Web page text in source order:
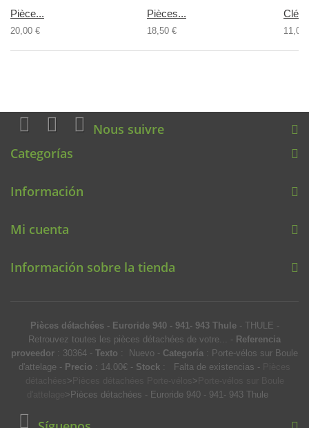
Pièce...
20,00 €
Pièces...
18,50 €
Clé
11,00
Nous suivre
Categorías
Información
Mi cuenta
Información sobre la tienda
Pièces détachées - Euroride 940 - 941- 943 Thule- THULE -
Retrouvez toutes les pièces détachées de votre...
- Referencia
proveedor : 30364 - Texto : Nuevo - Categoría : Porte-vélos sur Boule
d'attelage - Precio : 14.00€ - Stock : Falta de existencias -
> >
>Pièces détachées - Euroride 940 - 941- 943 Thule